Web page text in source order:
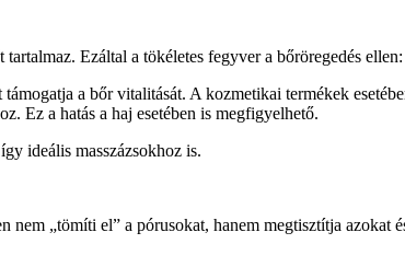
Ezáltal a tökéletes fegyver a bőröregedés ellen:
a bőr vitalitását. A kozmetikai termékek
Ez a hatás a haj esetében is megfigyelhető.
ideális masszázsokhoz is.
„tömíti el” a pórusokat, hanem megtisztítja azokat